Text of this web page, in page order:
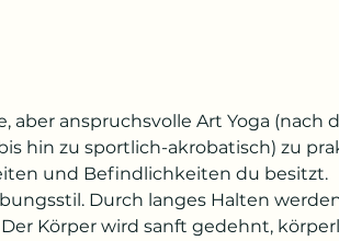
anspruchsvolle Art Yoga (nach
hin zu sportlich-akrobatisch) zu
und Befindlichkeiten du besitzt.
Durch langes Halten
Körper wird sanft gedehnt,